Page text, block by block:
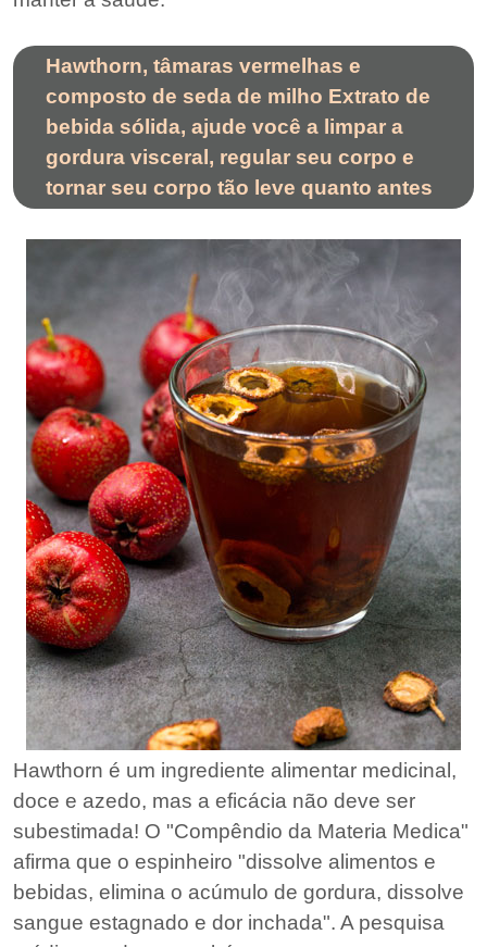
Hawthorn, tâmaras vermelhas e
composto de seda de milho Extrato de
bebida sólida, ajude você a limpar a
gordura visceral, regular seu corpo e
tornar seu corpo tão leve quanto antes
Hawthorn é um ingrediente alimentar medicinal,
doce e azedo, mas a eficácia não deve ser
subestimada! O "Compêndio da Materia Medica"
afirma que o espinheiro "dissolve alimentos e
bebidas, elimina o acúmulo de gordura, dissolve
sangue estagnado e dor inchada". A pesquisa